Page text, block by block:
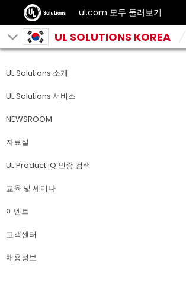
ul.com 모두 둘러보기
UL SOLUTIONS KOREA
UL Solutions 소개
UL Solutions 서비스
NEWSROOM
자료실
UL Product iQ 인증 검색
교육 및 세미나
이벤트
고객센터
채용정보